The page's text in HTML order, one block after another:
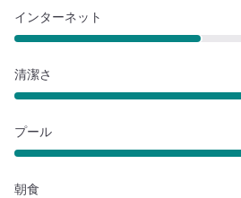
インターネット
清潔さ
プール
朝食